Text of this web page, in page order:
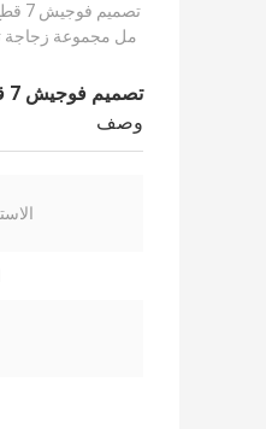
مل مجموعة زجاجة
تصميم فوجيش 7 قطع من البلاستيك 50 مل مجموعة زجاجة تستخدم لحزمة العناية الشخصية
وصف